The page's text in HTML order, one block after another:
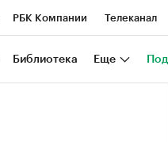
РБК Компании Телеканал
Национальные проекты Город
Библиотека Еще